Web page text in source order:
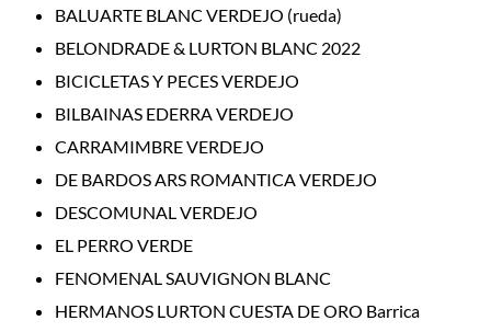
BALUARTE BLANC VERDEJO (rueda)
BELONDRADE & LURTON BLANC 2022
BICICLETAS Y PECES VERDEJO
BILBAINAS EDERRA VERDEJO
CARRAMIMBRE VERDEJO
DE BARDOS ARS ROMANTICA VERDEJO
DESCOMUNAL VERDEJO
EL PERRO VERDE
FENOMENAL SAUVIGNON BLANC
HERMANOS LURTON CUESTA DE ORO Barrica